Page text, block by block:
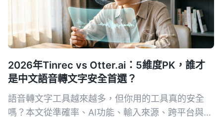
2026年Tinrec vs Otter.ai：5維度PK，誰才
是中文語音轉文字安全首選？
語音轉文字工具越來越多，但你用的工具真的安全
嗎？本文從準確率、AI功能、輸入來源、跨平台與數